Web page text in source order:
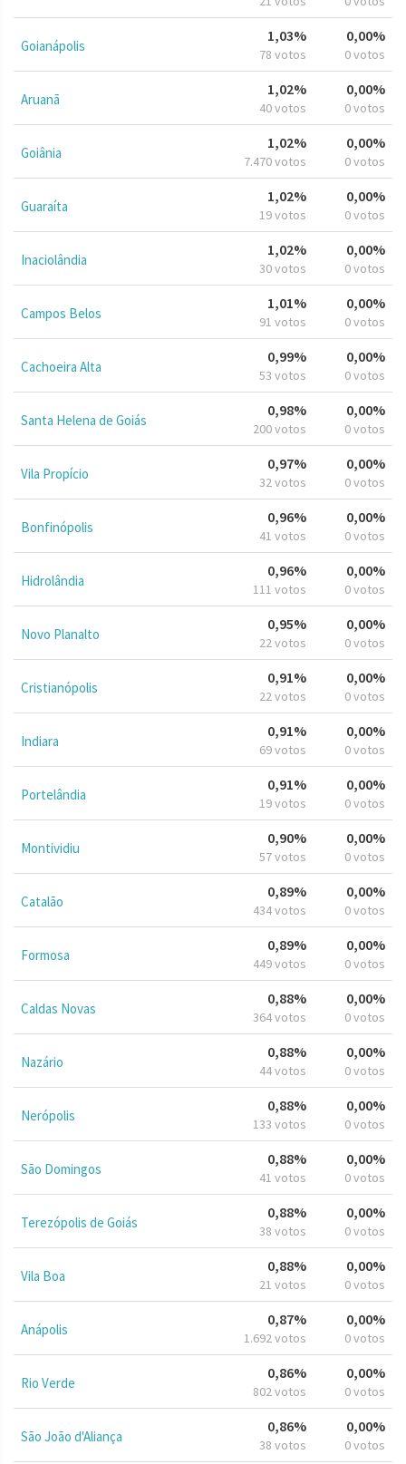
Goianápolis
1,03%
78 votos
0,00%
0 votos
Aruanã
1,02%
40 votos
0,00%
0 votos
Goiânia
1,02%
7.470 votos
0,00%
0 votos
Guaraíta
1,02%
19 votos
0,00%
0 votos
Inaciolândia
1,02%
30 votos
0,00%
0 votos
Campos Belos
1,01%
91 votos
0,00%
0 votos
Cachoeira Alta
0,99%
53 votos
0,00%
0 votos
Santa Helena de Goiás
0,98%
200 votos
0,00%
0 votos
Vila Propício
0,97%
32 votos
0,00%
0 votos
Bonfinópolis
0,96%
41 votos
0,00%
0 votos
Hidrolândia
0,96%
111 votos
0,00%
0 votos
Novo Planalto
0,95%
22 votos
0,00%
0 votos
Cristianópolis
0,91%
22 votos
0,00%
0 votos
Indiara
0,91%
69 votos
0,00%
0 votos
Portelândia
0,91%
19 votos
0,00%
0 votos
Montividiu
0,90%
57 votos
0,00%
0 votos
Catalão
0,89%
434 votos
0,00%
0 votos
Formosa
0,89%
449 votos
0,00%
0 votos
Caldas Novas
0,88%
364 votos
0,00%
0 votos
Nazário
0,88%
44 votos
0,00%
0 votos
Nerópolis
0,88%
133 votos
0,00%
0 votos
São Domingos
0,88%
41 votos
0,00%
0 votos
Terezópolis de Goiás
0,88%
38 votos
0,00%
0 votos
Vila Boa
0,88%
21 votos
0,00%
0 votos
Anápolis
0,87%
1.692 votos
0,00%
0 votos
Rio Verde
0,86%
802 votos
0,00%
0 votos
São João d'Aliança
0,86%
38 votos
0,00%
0 votos